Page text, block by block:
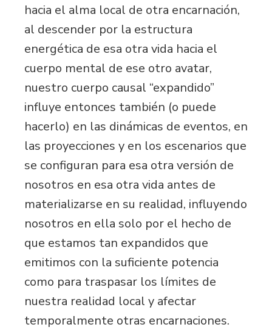
hacia el alma local de otra encarnación,
al descender por la estructura
energética de esa otra vida hacia el
cuerpo mental de ese otro avatar,
nuestro cuerpo causal “expandido”
influye entonces también (o puede
hacerlo) en las dinámicas de eventos, en
las proyecciones y en los escenarios que
se configuran para esa otra versión de
nosotros en esa otra vida antes de
materializarse en su realidad, influyendo
nosotros en ella solo por el hecho de
que estamos tan expandidos que
emitimos con la suficiente potencia
como para traspasar los límites de
nuestra realidad local y afectar
temporalmente otras encarnaciones.